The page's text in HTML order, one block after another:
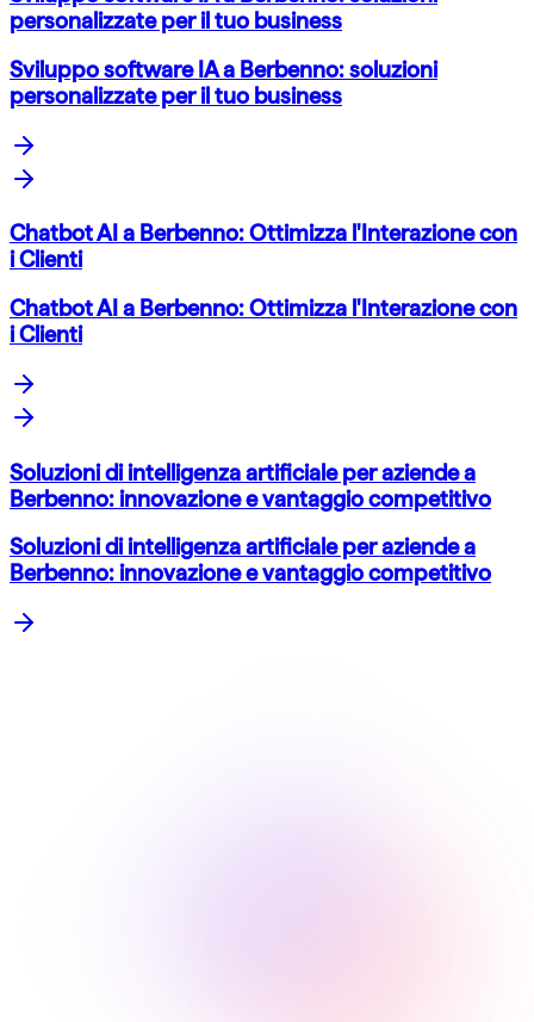
personalizzate per il tuo business
Sviluppo software IA a Berbenno: soluzioni
personalizzate per il tuo business
Chatbot AI a Berbenno: Ottimizza l'Interazione con
i Clienti
Chatbot AI a Berbenno: Ottimizza l'Interazione con
i Clienti
Soluzioni di intelligenza artificiale per aziende a
Berbenno: innovazione e vantaggio competitivo
Soluzioni di intelligenza artificiale per aziende a
Berbenno: innovazione e vantaggio competitivo